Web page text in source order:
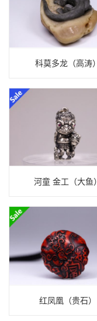
科莫多龙（高涛）
河童 金工（大鱼）
红凤凰（贵石）